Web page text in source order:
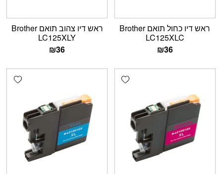
ראש דיו כחול תואם Brother
LC125XLC
₪36
ראש דיו צהוב תואם Brother
LC125XLY
₪36
Add wishlist